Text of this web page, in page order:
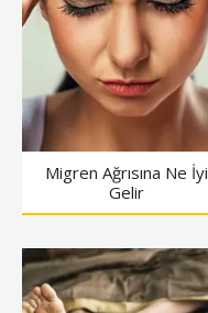
Migren Ağrısına Ne İyi
Gelir